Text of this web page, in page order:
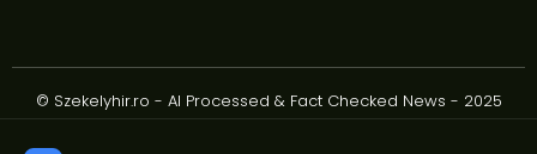
© Szekelyhir.ro - AI Processed & Fact Checked News - 2025